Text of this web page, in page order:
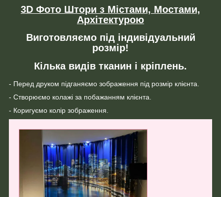
3D Фото Штори з Містами, Мостами,
Архітектурою
Виготовляємо під індивідуальний
розмір!
Кілька видів тканин і кріплень.
- Перед друком підганяємо зображення під розмір клієнта.
- Створюємо колажі за побажанням клієнта.
- Коригуємо колір зображення.